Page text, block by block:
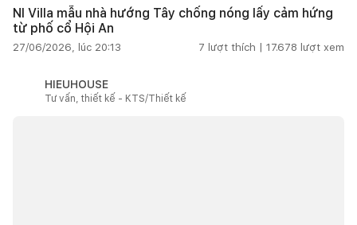
NI Villa mẫu nhà hướng Tây chống nóng lấy cảm hứng
từ phố cổ Hội An
27/06/2026, lúc 20:13 7 lượt thích | 17.678 lượt xem
HIEUHOUSE
Tư vấn, thiết kế - KTS/Thiết kế